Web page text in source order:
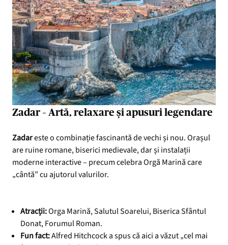
Zadar – Artă, relaxare și apusuri legendare
Zadareste o combinație fascinantă de vechi și nou. Orașul
are ruine romane, biserici medievale, dar și instalații
moderne interactive – precum celebra Orgă Marină care
„cântă” cu ajutorul valurilor.
Atracții:Orga Marină, Salutul Soarelui, Biserica Sfântul
Donat, Forumul Roman.
Fun fact:Alfred Hitchcock a spus că aici a văzut „cel mai